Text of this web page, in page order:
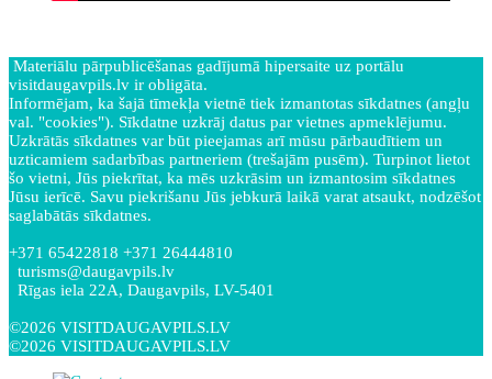
Materiālu pārpublicēšanas gadījumā hipersaite uz portālu
visitdaugavpils.lv ir obligāta.
Informējam, ka šajā tīmekļa vietnē tiek izmantotas sīkdatnes (angļu
val. "cookies"). Sīkdatne uzkrāj datus par vietnes apmeklējumu.
Uzkrātās sīkdatnes var būt pieejamas arī mūsu pārbaudītiem un
uzticamiem sadarbības partneriem (trešajām pusēm). Turpinot lietot
šo vietni, Jūs piekrītat, ka mēs uzkrāsim un izmantosim sīkdatnes
Jūsu ierīcē. Savu piekrišanu Jūs jebkurā laikā varat atsaukt, nodzēšot
saglabātās sīkdatnes.
+371 65422818 +371 26444810
turisms@daugavpils.lv
Rīgas iela 22A, Daugavpils, LV-5401
©2026 VISITDAUGAVPILS.LV
©2026 VISITDAUGAVPILS.LV